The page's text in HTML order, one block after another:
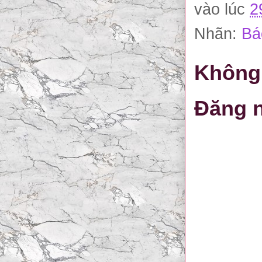
vào lúc
Nhãn:
Đăng